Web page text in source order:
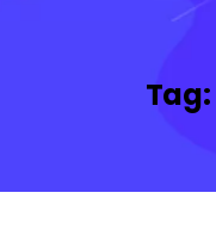
Tag: